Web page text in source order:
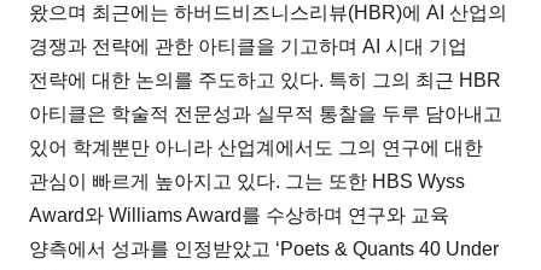
왔으며 최근에는 하버드비즈니스리뷰(HBR)에 AI 산업의
경쟁과 전략에 관한 아티클을 기고하며 AI 시대 기업
전략에 대한 논의를 주도하고 있다. 특히 그의 최근 HBR
아티클은 학술적 전문성과 실무적 통찰을 두루 담아내고
있어 학계뿐만 아니라 산업계에서도 그의 연구에 대한
관심이 빠르게 높아지고 있다. 그는 또한 HBS Wyss
Award와 Williams Award를 수상하며 연구와 교육
양측에서 성과를 인정받았고 ‘Poets & Quants 40 Under